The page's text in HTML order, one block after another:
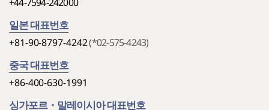
일본 대표번호
+81-90-8797-4242(*02-575-4243)
중국 대표번호
+86-400-630-1991
싱가포르・말레이시아 대표번호